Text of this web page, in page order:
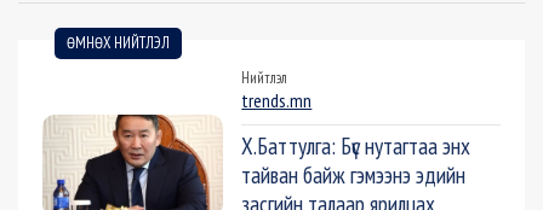
ӨМНӨХ НИЙТЛЭЛ
Нийтлэл
trends.mn
Х.Баттулга: Бүс нутагтаа энх
тайван байж гэмээнэ эдийн
засгийн талаар ярилцах